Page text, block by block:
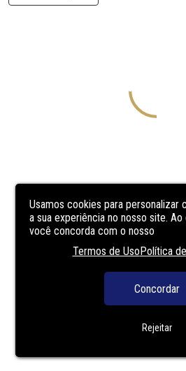
Usamos cookies para personalizar
a sua experiência no nosso site. Ao
você concorda com o nosso
Termos de UsoPolítica
Concordar
Rejeitar